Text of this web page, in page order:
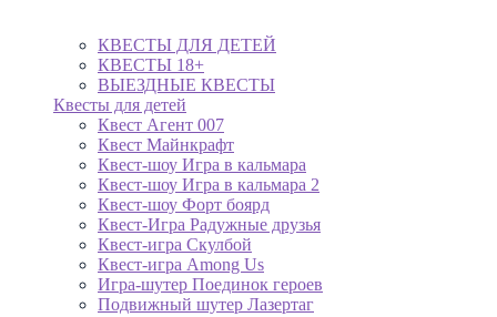
КВЕСТЫ ДЛЯ ДЕТЕЙ
КВЕСТЫ 18+
ВЫЕЗДНЫЕ КВЕСТЫ
Квесты для детей
Квест Агент 007
Квест Майнкрафт
Квест-шоу Игра в кальмара
Квест-шоу Игра в кальмара 2
Квест-шоу Форт боярд
Квест-Игра Радужные друзья
Квест-игра Скулбой
Квест-игра Among Us
Игра-шутер Поединок героев
Подвижный шутер Лазертаг